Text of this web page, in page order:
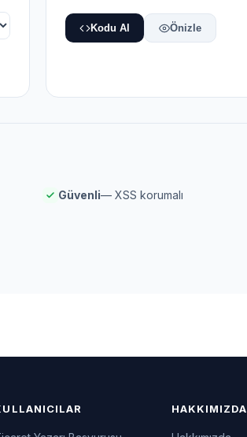
Kodu Al Önizle
Güvenli— XSS korumalı
HAKKIMIZDA